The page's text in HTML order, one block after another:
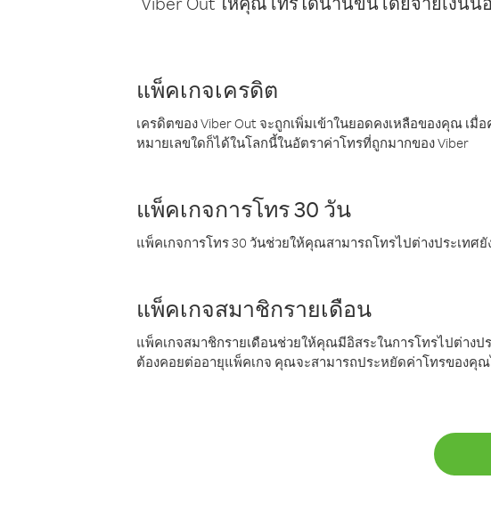
แพ็คเกจเครดิต
เครดิตของ Viber Out จะถูกเพิ่มเข้าในยอดคงเหลือของคุณ เ
หมายเลขใดก็ได้ในโลกนี้ในอัตราค่าโทรที่ถูกมากของ Viber
แพ็คเกจการโทร 30 วัน
แพ็คเกจการโทร 30 วันช่วยให้คุณสามารถโทรไปต่างประเทศ
แพ็คเกจสมาชิกรายเดือน
แพ็คเกจสมาชิกรายเดือนช่วยให้คุณมีอิสระในการโทรไปต่าง
ต้องคอยต่ออายุแพ็คเกจ คุณจะสามารถประหยัดค่าโทรของคุ